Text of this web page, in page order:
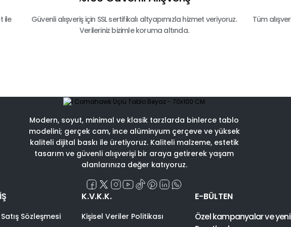
ile
Güvenli alışveriş için SSL sertifikalı altyapımızla hizmet veriyoruz.
Verileriniz bizimle koruma altında.
Tüm
Modern, soyut, minimal ve klasik tarzlarda binlerce tablo
modelini; gerçek cam, ince alüminyum çerçeve ve yüksek
kaliteli dijital baskı ile üretiyoruz. Kaliteli malzeme, estetik
tasarım ve güvenli alışverişi bir araya getirerek yaşam
alanlarınıza değer katıyoruz.
Sözleşmesi
K.V.K.K.
Kişisel Veriler Politikası
E-BÜLTEN
Özel kampanyalar ve